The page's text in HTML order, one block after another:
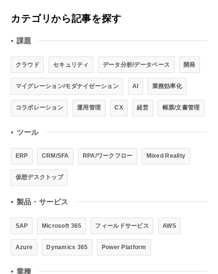
カテゴリから記事を探す
● 課題
クラウド セキュリティ データ分析/データベース 開発
マイグレーション/モダナイゼーション AI 業務効率化
コラボレーション 運用管理 CX 経営 帳票/文書管理
● ツール
ERP CRM/SFA RPA/ワークフロー Mixed Reality
仮想デスクトップ
● 製品・サービス
SAP Microsoft 365 フィールドサービス AWS
Azure Dynamics 365 Power Platform
● 業種